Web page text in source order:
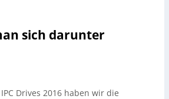
sich darunter
Drives 2016 haben wir die